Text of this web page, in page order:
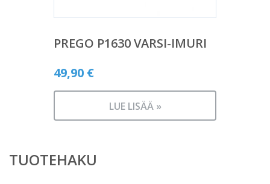
PREGO P1630 VARSI-IMURI
49,90 €
LUE LISÄÄ »
TUOTEHAKU